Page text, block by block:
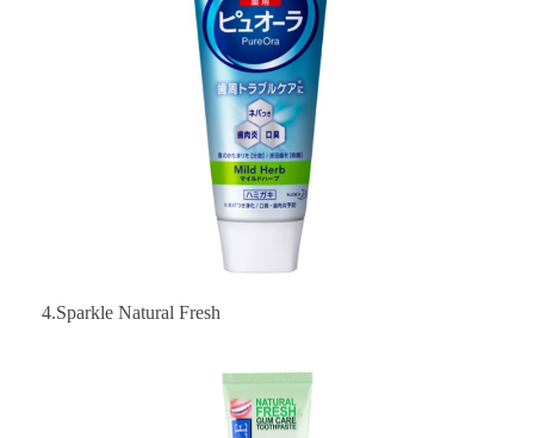
4.Sparkle Natural Fresh